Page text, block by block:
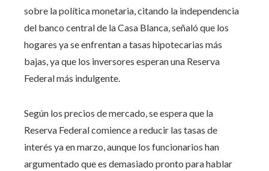
sobre la política monetaria, citando la independencia
del banco central de la Casa Blanca, señaló que los
hogares ya se enfrentan a tasas hipotecarias más
bajas, ya que los inversores esperan una Reserva
Federal más indulgente.
Según los precios de mercado, se espera que la
Reserva Federal comience a reducir las tasas de
interés ya en marzo, aunque los funcionarios han
argumentado que es demasiado pronto para hablar